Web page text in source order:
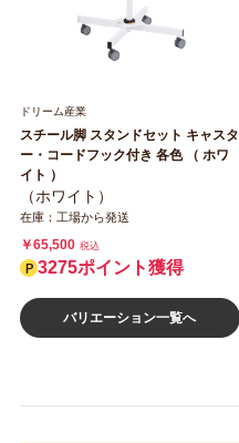
ドリーム産業
スチール脚 スタンドセット キャスタ
ー・コードフック付き 各色 （ ホワ
イト ）
（ホワイト）
在庫：工場から発送
￥65,500 税込
3275ポイント獲得
バリエーション一覧へ